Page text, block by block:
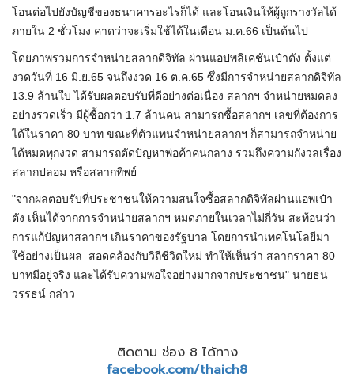
โอนต่อไปยังบัญชีของธนาคารอะไรก็ได้ และโอนเงินให้ผู้ถูกรางวัลได้
ภายใน 2 ชั่วโมง คาดว่าจะเริ่มใช้ได้ในเดือน ม.ค.66 เป็นต้นไป
โดยภาพรวมการจำหน่ายสลากดิจิทัล ผ่านแอปพลิเคชันเป๋าตัง ตั้งแต่
งวดวันที่ 16 มิ.ย.65 จนถึงงวด 16 ต.ค.65 ซึ่งมีการจำหน่ายสลากดิจิทัล
13.9 ล้านใบ ได้รับผลตอบรับที่ดีอย่างต่อเนื่อง สลากฯ จำหน่ายหมดลง
อย่างรวดเร็ว มีผู้ซื้อกว่า 1.7 ล้านคน สามารถซื้อสลากฯ เลขที่ต้องการ
ได้ในราคา 80 บาท ขณะที่ตัวแทนจำหน่ายสลากฯ ก็สามารถจำหน่าย
ได้หมดทุกงวด สามารถตัดปัญหาพ่อค้าคนกลาง รวมถึงความกังวลเรื่อง
สลากปลอม หรือสลากทิพย์
"จากผลตอบรับที่ประชาชนให้ความสนใจซื้อสลากดิจิทัลผ่านแอพเป๋า
ตัง เห็นได้จากการจำหน่ายสลากฯ หมดภายในเวลาไม่กี่วัน สะท้อนว่า
การแก้ปัญหาสลากฯ เกินราคาของรัฐบาล โดยการนำเทคโนโลยีมา
ใช้อย่างเป็นผล สอดคล้องกับวิถีชีวิตใหม่ ทำให้เห็นว่า สลากราคา 80
บาทมีอยู่จริง และได้รับความพอใจอย่างมากจากประชาชน" นายธน
วรรธน์ กล่าว
ติดตาม ช่อง 8 ได้ทาง
facebook.com/thaich8